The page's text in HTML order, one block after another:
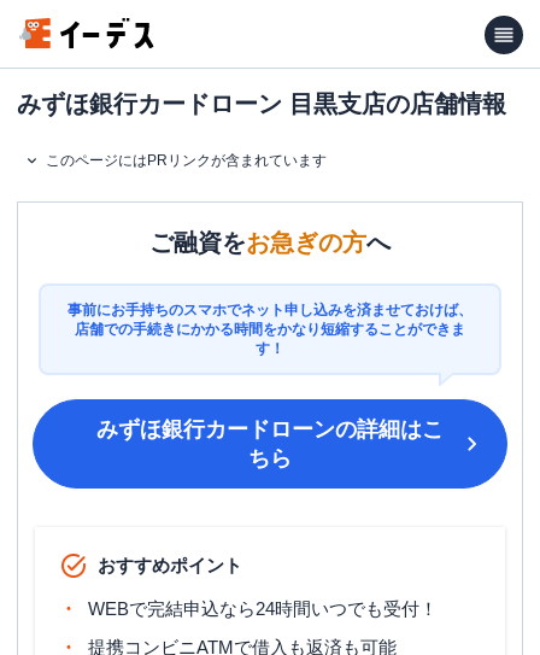
みずほ銀行カードローン 目黒支店の店舗情報
このページにはPRリンクが含まれています
ご融資をお急ぎの方へ
事前にお手持ちのスマホでネット申し込みを済ませておけば、
店舗での手続きにかかる時間をかなり短縮することができま
す！
みずほ銀行カードローンの詳細はこ
ちら
おすすめポイント
WEBで完結申込なら24時間いつでも受付！
提携コンビニATMで借入も返済も可能